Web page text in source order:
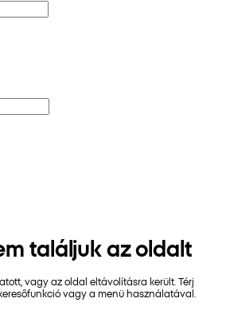
találjuk az oldalt
vagy az oldal eltávolításra került. Térj
vagy a menü használatával.